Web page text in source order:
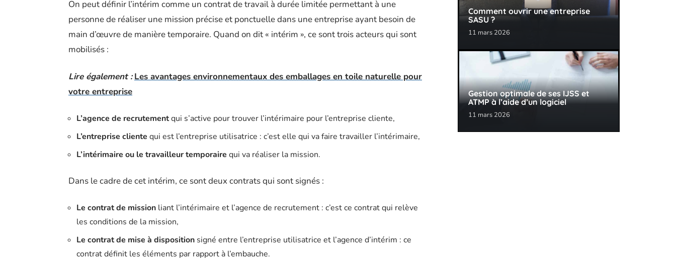
On peut définir l’intérim comme un contrat de travail à durée limitée permettant à une
personne de réaliser une mission précise et ponctuelle dans une entreprise ayant besoin de
main d’œuvre de manière temporaire. Quand on dit « intérim », ce sont trois acteurs qui sont
mobilisés :
Lire également : Les avantages environnementaux des emballages en toile naturelle pour
votre entreprise
L’agence de recrutementqui s’active pour trouver l’intérimaire pour l’entreprise cliente,
L’entreprise cliente qui est l’entreprise utilisatrice : c’est elle qui va faire travailler l’intérimaire,
L’intérimaire ou le travailleur temporaire qui va réaliser la mission.
Dans le cadre de cet intérim, ce sont deux contrats qui sont signés :
Le contrat de mission liant l’intérimaire et l’agence de recrutement : c’est ce contrat qui relève
les conditions de la mission,
Le contrat de mise à disposition signé entre l’entreprise utilisatrice et l’agence d’intérim : ce
contrat définit les éléments par rapport à l’embauche.
Comment ouvrir une entreprise
SASU ?
11 mars 2026
Gestion optimale de ses IJSS et
ATMP à l’aide d’un logiciel
11 mars 2026